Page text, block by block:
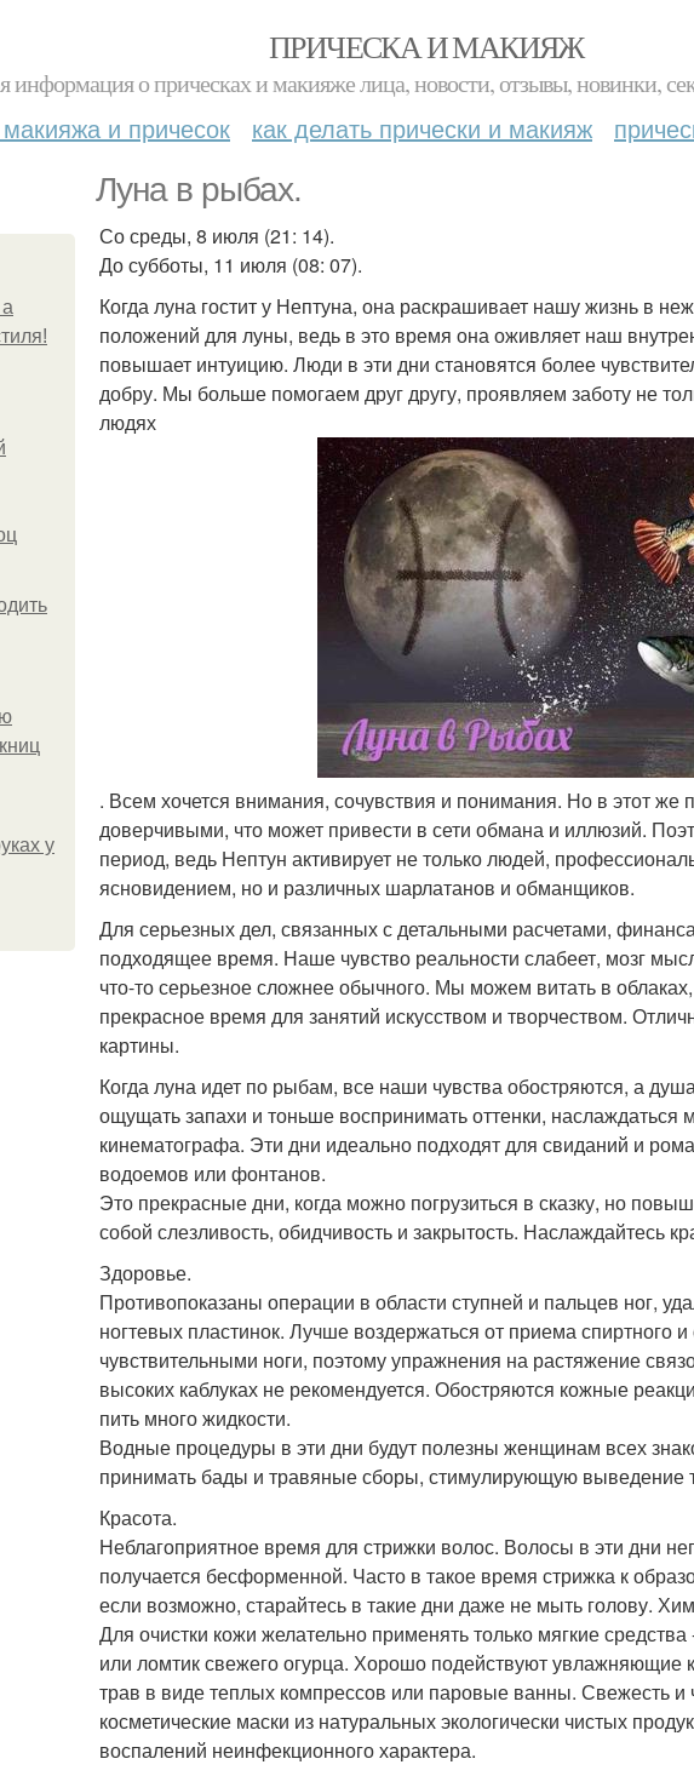
ПРИЧЕСКА И МАКИЯЖ
информация о прическах и макияже лица, новости, отзывы, новинки,
и причесок как делать прически и макияж
Луна в рыбах.
у
Со среды, 8 июля (21: 14).
До субботы, 11 июля (08: 07).
Когда луна гостит у Нептуна, она раскрашивает нашу жизнь в
положений для луны, ведь в это время она оживляет наш
повышает интуицию. Люди в эти дни становятся более
добру. Мы больше помогаем друг другу, проявляем заботу не
людях
. Всем хочется внимания, сочувствия и понимания. Но в этот
доверчивыми, что может привести в сети обмана и иллюзий.
период, ведь Нептун активирует не только людей,
ясновидением, но и различных шарлатанов и обманщиков.
Для серьезных дел, связанных с детальными расчетами,
подходящее время. Наше чувство реальности слабеет, мозг
что-то серьезное сложнее обычного. Мы можем витать в
прекрасное время для занятий искусством и творчеством.
картины.
Когда луна идет по рыбам, все наши чувства обостряются, а
ощущать запахи и тоньше воспринимать оттенки, наслаждаться
кинематографа. Эти дни идеально подходят для свиданий и
водоемов или фонтанов.
Это прекрасные дни, когда можно погрузиться в сказку, но
собой слезливость, обидчивость и закрытость. Наслаждайтесь
Здоровье.
Противопоказаны операции в области ступней и пальцев ног,
ногтевых пластинок. Лучше воздержаться от приема спиртного
чувствительными ноги, поэтому упражнения на растяжение
высоких каблуках не рекомендуется. Обостряются кожные
пить много жидкости.
Водные процедуры в эти дни будут полезны женщинам всех
принимать бады и травяные сборы, стимулирующую выведение
Красота.
Неблагоприятное время для стрижки волос. Волосы в эти дни
получается бесформенной. Часто в такое время стрижка к
если возможно, старайтесь в такие дни даже не мыть голову.
Для очистки кожи желательно применять только мягкие
или ломтик свежего огурца. Хорошо подействуют увлажняющие
трав в виде теплых компрессов или паровые ванны. Свежесть и
косметические маски из натуральных экологически чистых
воспалений неинфекционного характера.